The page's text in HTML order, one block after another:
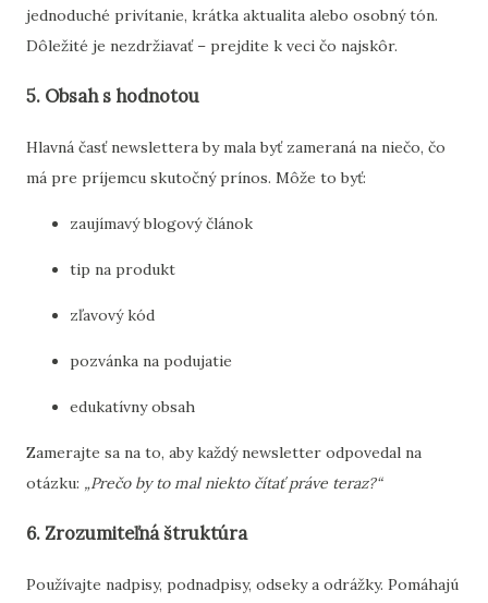
jednoduché privítanie, krátka aktualita alebo osobnýtón.
Dôležité je nezdržiavať – prejdite k veci čo najskôr.
5. Obsah s hodnotou
Hlavná časťnewsletterabymalabyť zameraná na niečo, čo
má pre príjemcu skutočný prínos. Môže tobyť:
zaujímavýblogovýčlánok
tip na produkt
zľavovýkód
pozvánka na podujatie
edukatívnyobsah
Zamerajte sa na to, abykaždýnewsletter odpovedal na
otázku: „Prečo bytomalniekto čítaťpráve teraz?“
6. Zrozumiteľnáštruktúra
Používajte nadpisy, podnadpisy, odsekya odrážky. Pomáhajú